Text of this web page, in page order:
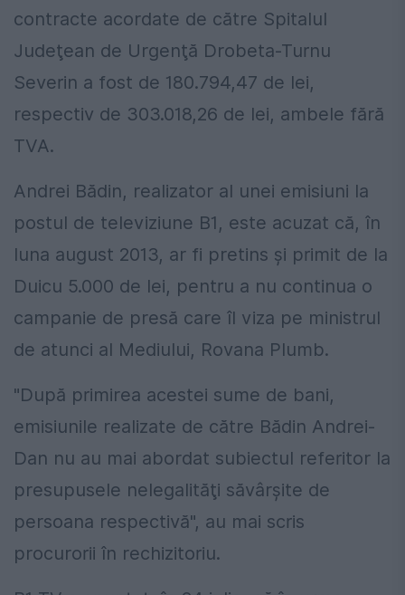
contracte acordate de către Spitalul
Judeţean de Urgenţă Drobeta-Turnu
Severin a fost de 180.794,47 de lei,
respectiv de 303.018,26 de lei, ambele fără
TVA.
Andrei Bădin, realizator al unei emisiuni la
postul de televiziune B1, este acuzat că, în
luna august 2013, ar fi pretins şi primit de la
Duicu 5.000 de lei, pentru a nu continua o
campanie de presă care îl viza pe ministrul
de atunci al Mediului, Rovana Plumb.
"După primirea acestei sume de bani,
emisiunile realizate de către Bădin Andrei-
Dan nu au mai abordat subiectul referitor la
presupusele nelegalităţi săvârşite de
persoana respectivă", au mai scris
procurorii în rechizitoriu.